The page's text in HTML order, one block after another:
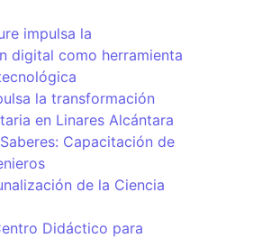
impulsa la
digital como herramienta
la transformación
en Linares Alcántara
Capacitación de
de la Ciencia
Didáctico para